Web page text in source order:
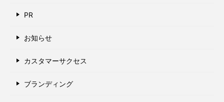
PR
お知らせ
カスタマーサクセス
ブランディング